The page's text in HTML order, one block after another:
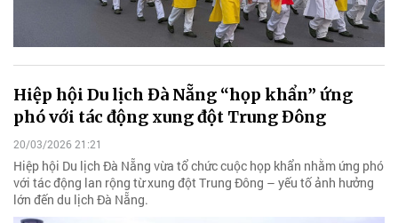
Hiệp hội Du lịch Đà Nẵng “họp khẩn” ứng
phó với tác động xung đột Trung Đông
20/03/2026 21:21
Hiệp hội Du lịch Đà Nẵng vừa tổ chức cuộc họp khẩn nhằm ứng phó
với tác động lan rộng từ xung đột Trung Đông – yếu tố ảnh hưởng
lớn đến du lịch Đà Nẵng.